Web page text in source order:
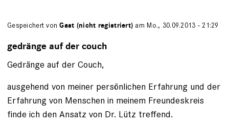
Gespeichert vonGast (nicht registriert) am Mo., 30.09.2013 - 21:29
gedränge auf der couch
Gedränge auf der Couch,
ausgehend von meiner persönlichen Erfahrung und der
Erfahrung von Menschen in meinem Freundeskreis
finde ich den Ansatz von Dr. Lütz treffend.